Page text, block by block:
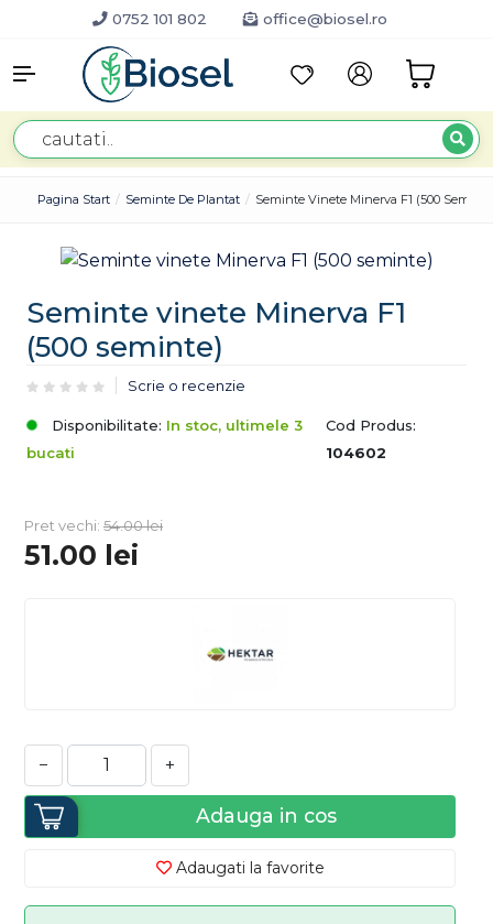
0752 101 802 office@biosel.ro
Pagina Start Seminte De Plantat Seminte Vinete Minerva F1 (500
Seminte vinete Minerva F1
(500 seminte)
Scrie o recenzie
Disponibilitate: In stoc, ultimele 3
bucati
Cod Produs:
104602
Pret vechi: 54.00lei
51.00 lei
− +
Adauga in cos
Adaugati la favorite